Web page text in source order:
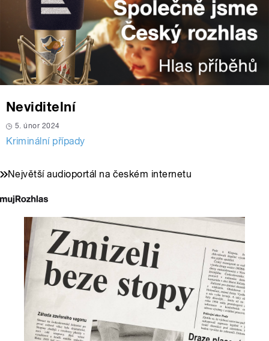
Neviditelní
5. únor 2024
Kriminální případy
Největší audioportál na českém internetu